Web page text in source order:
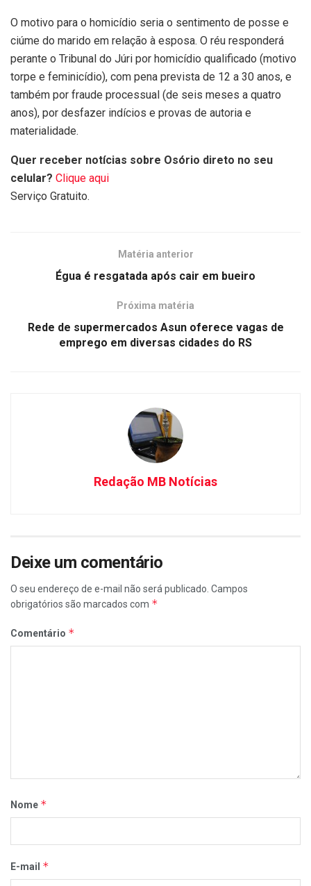
O motivo para o homicídio seria o sentimento de posse e
ciúme do marido em relação à esposa. O réu responderá
perante o Tribunal do Júri por homicídio qualificado (motivo
torpe e feminicídio), com pena prevista de 12 a 30 anos, e
também por fraude processual (de seis meses a quatro
anos), por desfazer indícios e provas de autoria e
materialidade.
Quer receber notícias sobre Osório direto no seu
celular? Clique aqui
Serviço Gratuito.
Matéria anterior
Égua é resgatada após cair em bueiro
Próxima matéria
Rede de supermercados Asun oferece vagas de
emprego em diversas cidades do RS
Redação MB Notícias
Deixe um comentário
O seu endereço de e-mail não será publicado. Campos
obrigatórios são marcados com *
Comentário *
Nome *
E-mail *